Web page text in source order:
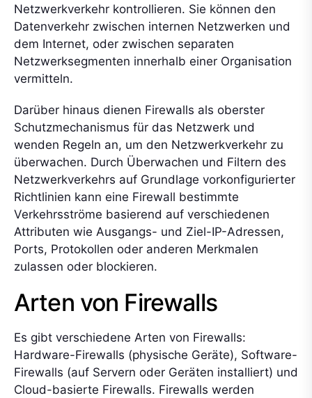
Netzwerkverkehr kontrollieren. Sie können den
Datenverkehr zwischen internen Netzwerken und
dem Internet, oder zwischen separaten
Netzwerksegmenten innerhalb einer Organisation
vermitteln.
Darüber hinaus dienen Firewalls als oberster
Schutzmechanismus für das Netzwerk und
wenden Regeln an, um den Netzwerkverkehr zu
überwachen. Durch Überwachen und Filtern des
Netzwerkverkehrs auf Grundlage vorkonfigurierter
Richtlinien kann eine Firewall bestimmte
Verkehrsströme basierend auf verschiedenen
Attributen wie Ausgangs- und Ziel-IP-Adressen,
Ports, Protokollen oder anderen Merkmalen
zulassen oder blockieren.
Arten von Firewalls
Es gibt verschiedene Arten von Firewalls:
Hardware-Firewalls (physische Geräte), Software-
Firewalls (auf Servern oder Geräten installiert) und
Cloud-basierte Firewalls. Firewalls werden